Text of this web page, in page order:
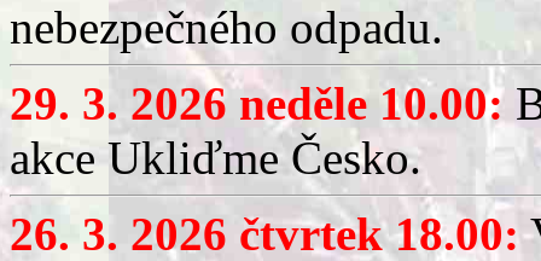
nebezpečného odpadu.
29. 3. 2026 neděle 10.00:
akce Ukliďme Česko.
26. 3. 2026 čtvrtek 18.00: